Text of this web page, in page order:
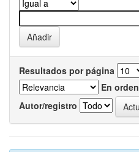
Resultados por página
En orden
Autor/registro